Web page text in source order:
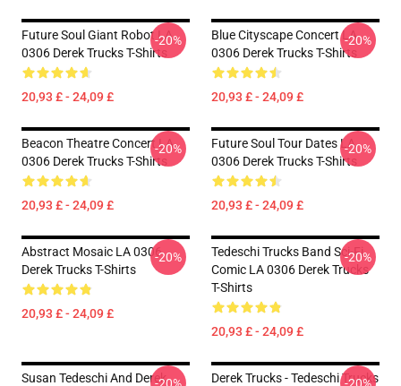
Future Soul Giant Robot LA
0306 Derek Trucks T-Shirts
20,93 £ - 24,09 £
-20%
Blue Cityscape Concert LA
0306 Derek Trucks T-Shirts
20,93 £ - 24,09 £
-20%
Beacon Theatre Concert LA
0306 Derek Trucks T-Shirts
20,93 £ - 24,09 £
-20%
Future Soul Tour Dates LA
0306 Derek Trucks T-Shirts
20,93 £ - 24,09 £
-20%
Abstract Mosaic LA 0306
Derek Trucks T-Shirts
20,93 £ - 24,09 £
-20%
Tedeschi Trucks Band Sci-Fi
Comic LA 0306 Derek Trucks
T-Shirts
20,93 £ - 24,09 £
-20%
Susan Tedeschi And Derek
Derek Trucks - Tedeschi Trucks